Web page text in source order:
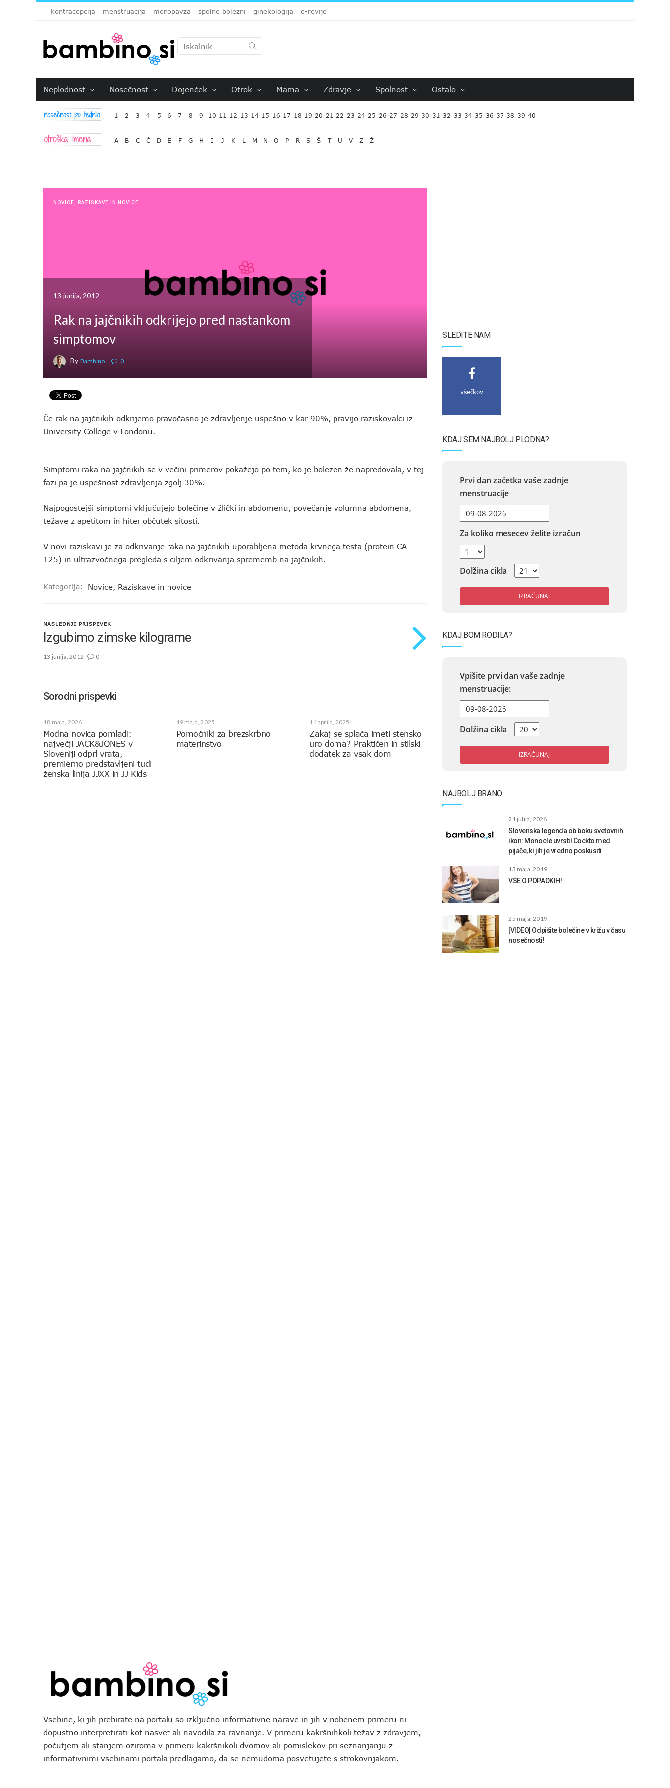
kontracepcija menstruacija menopavza spolne bolezni ginekologija e-revije
Neplodnost Nosečnost Dojenček Otrok Mama Zdravje Spolnost Ostalo
1 2 3 4 5 6 7 8 9 10 11 12 13 14 15 16 17 18 19 20 21 22 23 24 25 26 27 28 29 30 31 32 33 34 35 36 37 38 39 40
A B C Č D E F G H I J K L M N O P R S Š T U V Z Ž
NOVICE RAZISKAVE IN NOVICE
13 junija, 2012
Rak na jajčnikih odkrijejo pred nastankom
simptomov
By Bambino 0
Če rak na jajčnikih odkrijemo pravočasno je zdravljenje uspešno v kar 90%, pravijo raziskovalci iz
University College v Londonu.
Simptomi raka na jajčnikih se v večini primerov pokažejo po tem, ko je bolezen že napredovala, v tej
fazi pa je uspešnost zdravljenja zgolj 30%.
Najpogostejši simptomi vključujejo bolečine v žlički in abdomenu, povečanje volumna abdomena,
težave z apetitom in hiter občutek sitosti.
V novi raziskavi je za odkrivanje raka na jajčnikih uporabljena metoda krvnega testa (protein CA
125) in ultrazvočnega pregleda s ciljem odkrivanja sprememb na jajčnikih.
Kategorija: Novice, Raziskave in novice
NASLEDNJI PRISPEVEK
Izgubimo zimske kilograme
13 junija, 2012 0
Sorodni prispevki
18 maja, 2026
Modna novica pomladi:
največji JACK&JONES v
Sloveniji odprl vrata,
premierno predstavljeni tudi
ženska linija JJXX in JJ Kids
19 maja, 2025
Pomočniki za brezskrbno
materinstvo
14 aprila, 2025
Zakaj se splača imeti stensko
uro doma? Praktičen in stilski
dodatek za vsak dom
SLEDITE NAM
všečkov
KDAJ SEM NAJBOLJ PLODNA?
Prvi dan začetka vaše zadnje
menstruacije
Za koliko mesecev želite izračun
Dolžina cikla
IZRAČUNAJ
KDAJ BOM RODILA?
Vpišite prvi dan vaše zadnje
menstruacije:
Dolžina cikla
IZRAČUNAJ
NAJBOLJ BRANO
21 julija, 2026
Slovenska legenda ob boku svetovnih
ikon: Monocle uvrstil Cockto med
pijače, ki jih je vredno poskusiti
13 maja, 2019
VSE O POPADKIH!
25 maja, 2019
[VIDEO] Odpišite bolečine v križu v času
nosečnosti!
Vsebine, ki jih prebirate na portalu so izključno informativne narave in jih v nobenem primeru ni
dopustno interpretirati kot nasvet ali navodila za ravnanje. V primeru kakršnihkoli težav z zdravjem,
počutjem ali stanjem oziroma v primeru kakršnikoli dvomov ali pomislekov pri seznanjanju z
informativnimi vsebinami portala predlagamo, da se nemudoma posvetujete s strokovnjakom.